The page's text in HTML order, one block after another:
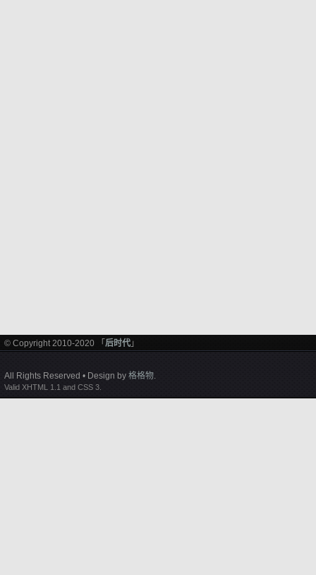
© Copyright 2010-2020 「 后时代 」
All Rights Reserved • Design by 格格物.
Valid XHTML 1.1 and CSS 3.